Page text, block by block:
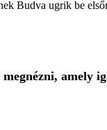
Budva ugrik be
amely